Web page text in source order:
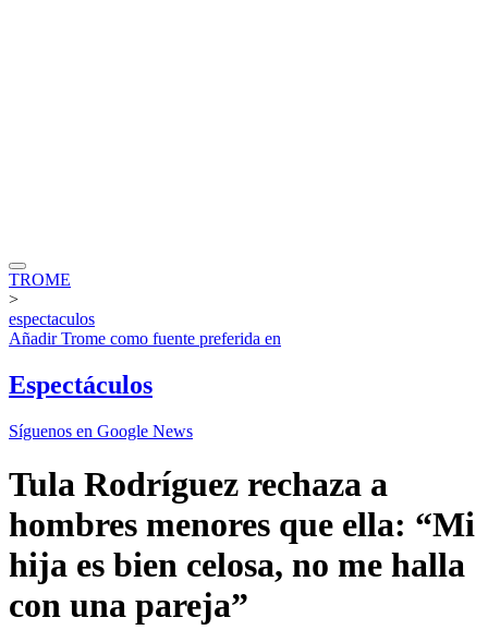
TROME
>
espectaculos
AñadirTrome como fuente preferida en
Espectáculos
Síguenos en Google News
Tula Rodríguez rechaza a
hombres menores que ella: “Mi
hija es bien celosa, no me halla
con una pareja”